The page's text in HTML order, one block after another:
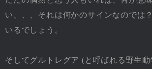
い、、、それは何かのサインなのでは
いるでしょう。
そしてグルトレグア (と呼ばれる野生